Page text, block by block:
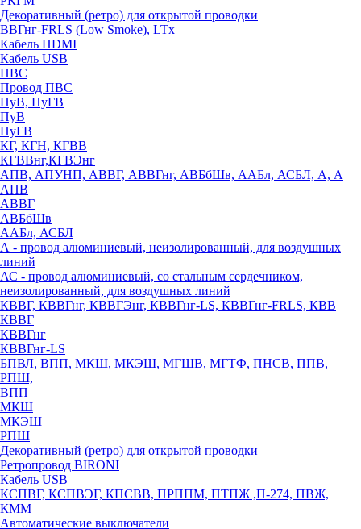
Декоративный (ретро) для открытой проводки
ВВГнг-FRLS (Low Smoke), LTx
Кабель HDMI
Кабель USB
ПВС
Провод ПВС
ПуВ, ПуГВ
ПуВ
ПуГВ
КГ, КГН, КГВВ
КГВВнг,КГВЭнг
АПВ, АПУНП, АВВГ, АВВГнг, АВБбШв, ААБл, АСБЛ, А, А
АПВ
АВВГ
АВБбШв
ААБл, АСБЛ
А - провод алюминиевый, неизолированный, для воздушных
линий
АС - провод алюминиевый, со стальным сердечником,
неизолированный, для воздушных линий
КВВГ, КВВГнг, КВВГЭнг, КВВГнг-LS, КВВГнг-FRLS, КВВ
КВВГ
КВВГнг
КВВГнг-LS
БПВЛ, ВПП, МКШ, МКЭШ, МГШВ, МГТФ, ПНСВ, ППВ,
РПШ,
ВПП
МКШ
МКЭШ
РПШ
Декоративный (ретро) для открытой проводки
Ретропровод BIRONI
Кабель USB
КСПВГ, КСПВЭГ, КПСВВ, ПРППМ, ПТПЖ ,П-274, ПВЖ,
КММ
Автоматические выключатели